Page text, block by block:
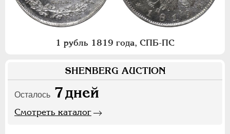
1 рубль 1819 года, СПБ-ПС
SHENBERG AUCTION
Осталось 7дней
Смотреть каталог